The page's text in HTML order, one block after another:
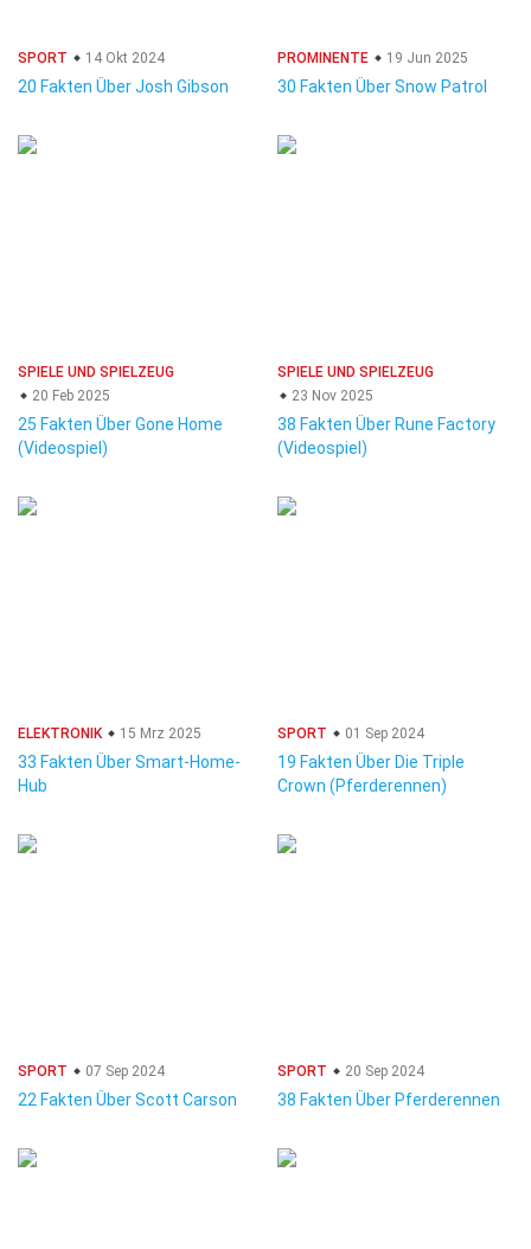
SPORT 14 Okt 2024
20 Fakten Über Josh Gibson
PROMINENTE 19 Jun 2025
30 Fakten Über Snow Patrol
SPIELE UND SPIELZEUG
20 Feb 2025
25 Fakten Über Gone Home
(Videospiel)
SPIELE UND SPIELZEUG
23 Nov 2025
38 Fakten Über Rune Factory
(Videospiel)
ELEKTRONIK 15 Mrz 2025
33 Fakten Über Smart-Home-
Hub
SPORT 01 Sep 2024
19 Fakten Über Die Triple
Crown (Pferderennen)
SPORT 07 Sep 2024
22 Fakten Über Scott Carson
SPORT 20 Sep 2024
38 Fakten Über Pferderennen